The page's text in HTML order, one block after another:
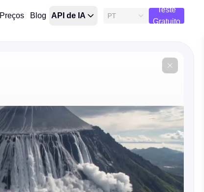
Preços Blog API de IA PT
Teste
Gratuito